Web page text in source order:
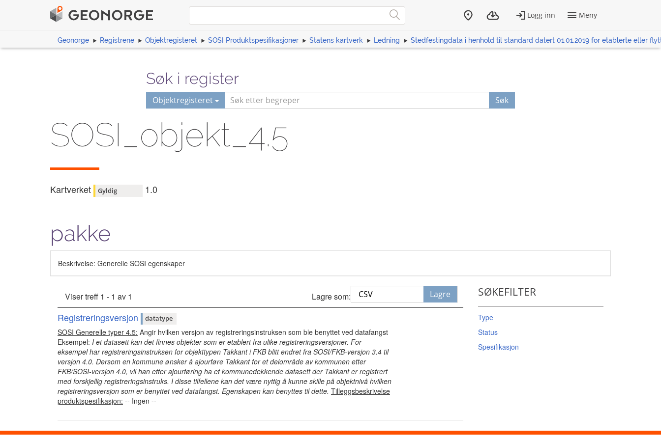
Geonorge Registrene Objektregisteret SOSI Produktspesifikasjoner Statens kartverk Ledning Stedfestingdata i henhold til standard datert 01.01.2019 for etablerte eller
Søk i register
Objektregisteret Søk
SOSI_objekt_4.5
Kartverket Gyldig 1.0
pakke
Beskrivelse: Generelle SOSI egenskaper
Viser treff 1 - 1 av 1 Lagre som: Lagre
Registreringsversjon datatype
SOSI Generelle typer 4.5: Angir hvilken versjon av registreringsinstruksen som ble benyttet ved datafangst
Eksempel: I et datasett kan det finnes objekter som er etablert fra ulike registreringsversjoner. For
eksempel har registreringsinstruksen for objekttypen Takkant i FKB blitt endret fra SOSI/FKB-versjon 3.4 til
versjon 4.0. Dersom en kommune ønsker å ajourføre Takkant for et delområde av kommunen etter
FKB/SOSI-versjon 4.0, vil han etter ajourføring ha et kommunedekkende datasett der Takkant er registrert
med forskjellig registreringsinstruks. I disse tilfellene kan det være nyttig å kunne skille på objektnivå hvilken
registreringsversjon som er benyttet ved datafangst. Egenskapen kan benyttes til dette. Tilleggsbeskrivelse
produktspesifikasjon: -- Ingen --
SØKEFILTER
Type
Status
Spesifikasjon